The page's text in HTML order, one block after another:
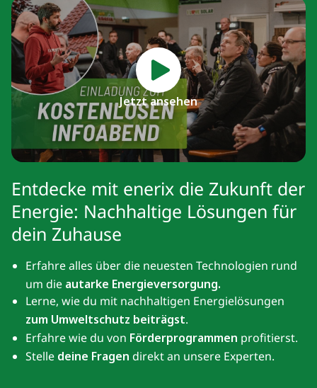
Jetzt ansehen
Entdecke mit enerix die Zukunft der
Energie: Nachhaltige Lösungen für
dein Zuhause
Erfahre alles über die neuesten Technologien rund
um die autarke Energieversorgung.
Lerne, wie du mit nachhaltigen Energielösungen
zum Umweltschutz beiträgst.
Erfahre wie du von Förderprogrammen profitierst.
Stelle deine Fragen direkt an unsere Experten.